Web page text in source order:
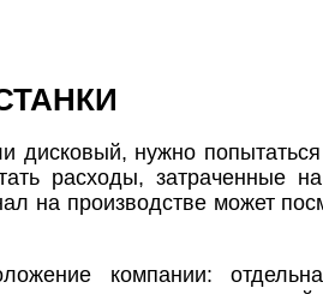
дисковый, нужно попытаться
расходы, затраченные
на производстве может
компании: